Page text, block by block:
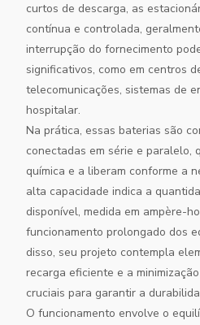
curtos de descarga, as
contínua e controlada,
interrupção do fornecimento
significativos, como em centros
telecomunicações, sistemas de
hospitalar.
Na prática, essas baterias são
conectadas em série e paralelo,
química e a liberam conforme a
alta capacidade indica a
disponível, medida em ampère-
funcionamento prolongado dos
disso, seu projeto contempla
recarga eficiente e a
cruciais para garantir a
O funcionamento envolve o